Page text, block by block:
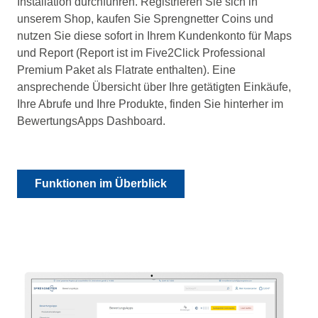
unserem Shop, kaufen Sie Sprengnetter Coins und
nutzen Sie diese sofort in Ihrem Kundenkonto für Maps
und Report (Report ist im Five2Click Professional
Premium Paket als Flatrate enthalten). Eine
ansprechende Übersicht über Ihre getätigten Einkäufe,
Ihre Abrufe und Ihre Produkte, finden Sie hinterher im
BewertungsApps Dashboard.
Funktionen im Überblick